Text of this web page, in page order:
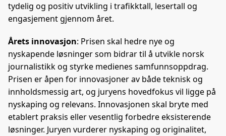
tydelig og positiv utvikling i trafikktall, lesertall og
engasjement gjennom året.
Årets innovasjon: Prisen skal hedre nye og
nyskapende løsninger som bidrar til å utvikle norsk
journalistikk og styrke medienes samfunnsoppdrag.
Prisen er åpen for innovasjoner av både teknisk og
innholdsmessig art, og juryens hovedfokus vil ligge på
nyskaping og relevans. Innovasjonen skal bryte med
etablert praksis eller vesentlig forbedre eksisterende
løsninger. Juryen vurderer nyskaping og originalitet,